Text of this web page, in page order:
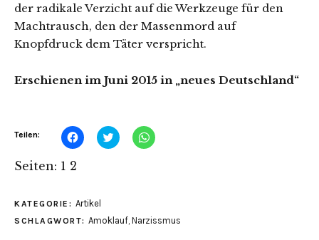
der radikale Verzicht auf die Werkzeuge für den
Machtrausch, den der Massenmord auf
Knopfdruck dem Täter verspricht.
Erschienen im Juni 2015 in „neues Deutschland“
Teilen: Klick,
um
in
neuem
Fenster
geöffnet)
Klick,
um
Fenster
geöffnet)
Klicken,
um
Fenster
geöffnet)
Seiten: 1 2
KATEGORIE: Artikel
SCHLAGWORT: Amoklauf Narzissmus